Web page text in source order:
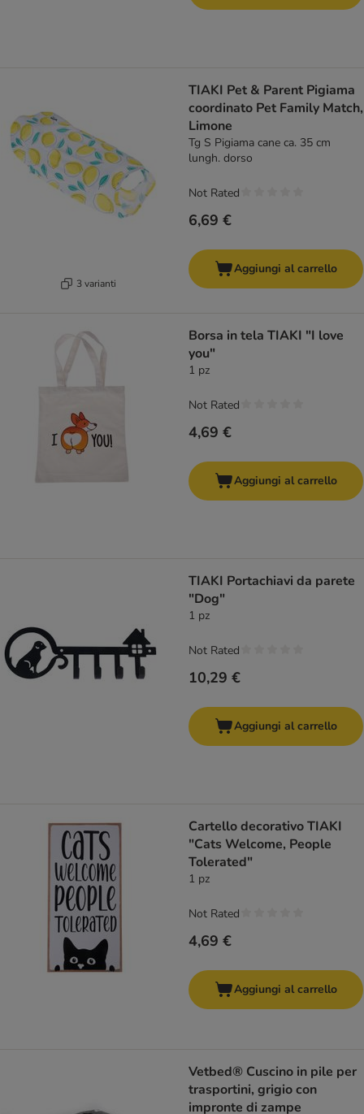
3 varianti
TIAKI Pet & Parent Pigiama
coordinato Pet Family Match,
Limone
Tg S Pigiama cane ca. 35 cm
lungh. dorso
6,69 €
Not Rated
Aggiungi al carrello
Borsa in tela TIAKI "I love
you"
1 pz
4,69 €
Not Rated
Aggiungi al carrello
TIAKI Portachiavi da parete
"Dog"
1 pz
10,29 €
Not Rated
Aggiungi al carrello
Cartello decorativo TIAKI
"Cats Welcome, People
Tolerated"
1 pz
4,69 €
Not Rated
Aggiungi al carrello
Vetbed® Cuscino in pile per
trasportini, grigio con
impronte di zampe